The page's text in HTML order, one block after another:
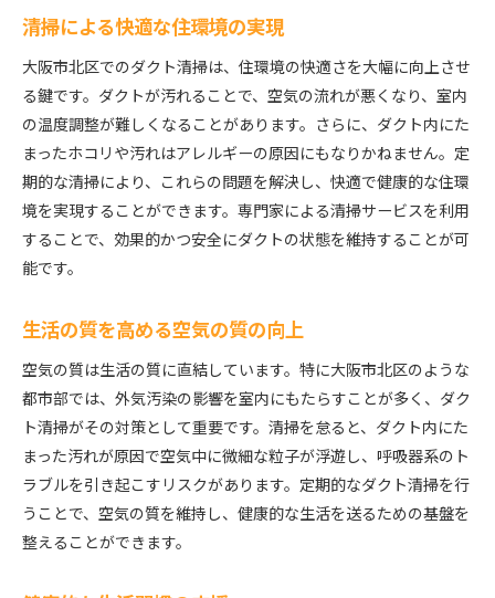
清掃による快適な住環境の実現
大阪市北区でのダクト清掃は、住環境の快適さを大幅に向上させ
る鍵です。ダクトが汚れることで、空気の流れが悪くなり、室内
の温度調整が難しくなることがあります。さらに、ダクト内にた
まったホコリや汚れはアレルギーの原因にもなりかねません。定
期的な清掃により、これらの問題を解決し、快適で健康的な住環
境を実現することができます。専門家による清掃サービスを利用
することで、効果的かつ安全にダクトの状態を維持することが可
能です。
生活の質を高める空気の質の向上
空気の質は生活の質に直結しています。特に大阪市北区のような
都市部では、外気汚染の影響を室内にもたらすことが多く、ダク
ト清掃がその対策として重要です。清掃を怠ると、ダクト内にた
まった汚れが原因で空気中に微細な粒子が浮遊し、呼吸器系のト
ラブルを引き起こすリスクがあります。定期的なダクト清掃を行
うことで、空気の質を維持し、健康的な生活を送るための基盤を
整えることができます。